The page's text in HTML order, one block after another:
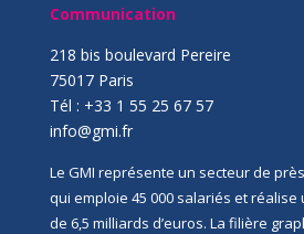
Communication
218 bis boulevard Pereire
75017 Paris
Tél : +33 1 55 25 67 57
info@gmi.fr
Le GMI représente un secteur de
qui emploie 45 000 salariés et réalise
de 6,5 milliards d’euros. La filière